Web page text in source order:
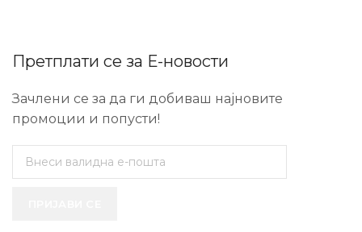
Претплати се за Е-новости
Зачлени се за да ги добиваш најновите
промоции и попусти!